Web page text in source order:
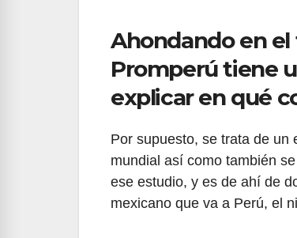
Ahondando en
Promperú tiene
explicar en qué
Por supuesto, se trata de un
mundial así como también
ese estudio, y es de ahí de
mexicano que va a Perú, el